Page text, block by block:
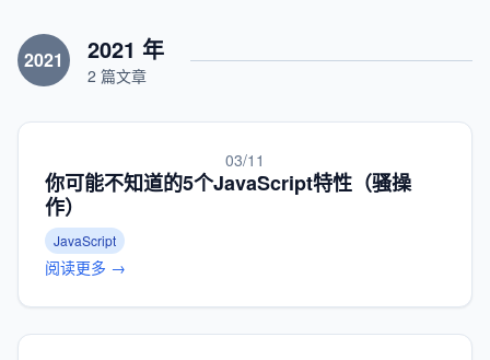
2021 2021 年
2 篇文章
03/11
你可能不知道的5个JavaScript特性（骚操
作）
JavaScript
阅读更多 →